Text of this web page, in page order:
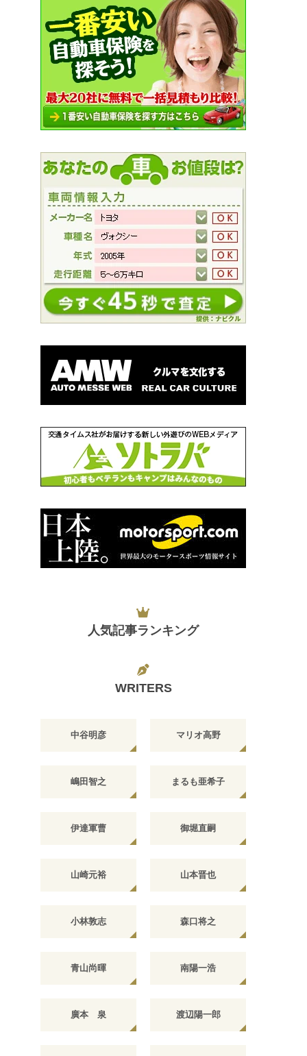
人気記事ランキング
WRITERS
中谷明彦 マリオ高野
嶋田智之 まるも亜希子
伊達軍曹 御堀直嗣
山崎元裕 山本晋也
小林敦志 森口将之
青山尚暉 南陽一浩
廣本 泉 渡辺陽一郎